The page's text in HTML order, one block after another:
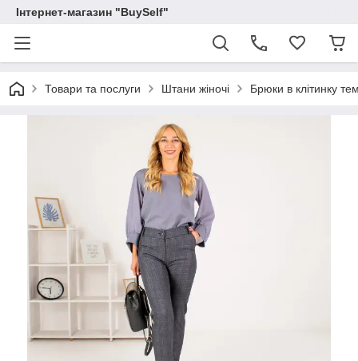
Інтернет-магазин "BuySelf"
Товари та послуги Штани жіночі Брюки в клітинку